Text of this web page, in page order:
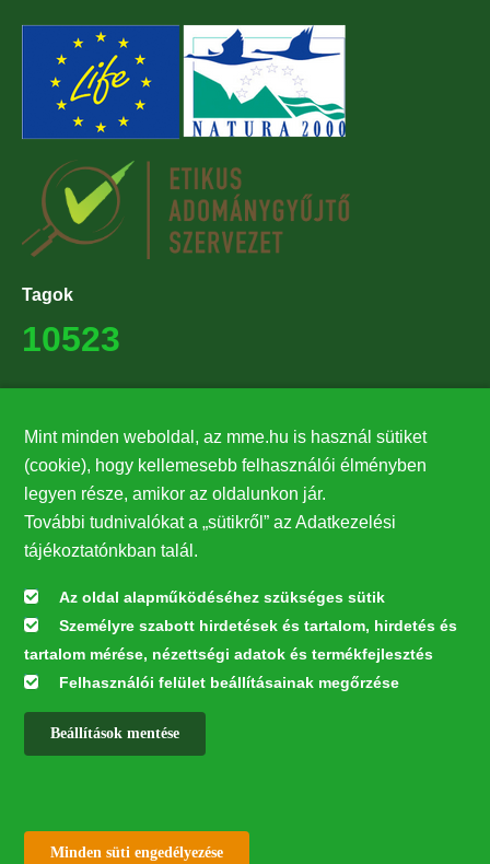
Tagok
10523
27224
Hírlevél feliratkozás
Értesüljön elsőként legfrissebb híreinkről, eseményeinkről!
Feliratkozás
Mint minden weboldal, az mme.hu is használ sütiket
(cookie), hogy kellemesebb felhasználói élményben
legyen része, amikor az oldalunkon jár.
További tudnivalókat a „sütikről” az Adatkezelési
tájékoztatónkban talál.
Az oldal alapműködéséhez szükséges sütik
Személyre szabott hirdetések és tartalom, hirdetés és
tartalom mérése, nézettségi adatok és termékfejlesztés
Felhasználói felület beállításainak megőrzése
Beállítások mentése
Minden süti engedélyezése